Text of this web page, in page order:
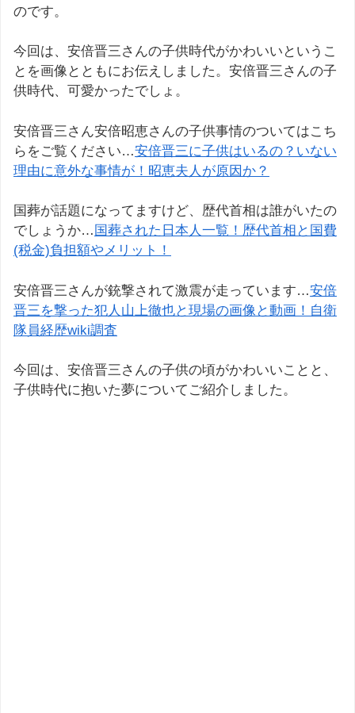
のです。
今回は、安倍晋三さんの子供時代がかわいいというこ
とを画像とともにお伝えしました。安倍晋三さんの子
供時代、可愛かったでしょ。
安倍晋三さん安倍昭恵さんの子供事情のついてはこち
らをご覧ください…安倍晋三に子供はいるの？いない
理由に意外な事情が！昭恵夫人が原因か？
国葬が話題になってますけど、歴代首相は誰がいたの
でしょうか… 国葬された日本人一覧！歴代首相と国費
(税金)負担額やメリット！
安倍晋三さんが銃撃されて激震が走っています…安倍
晋三を撃った犯人山上徹也と現場の画像と動画！自衛
隊員経歴wiki調査
今回は、安倍晋三さんの子供の頃がかわいいことと、
子供時代に抱いた夢についてご紹介しました。